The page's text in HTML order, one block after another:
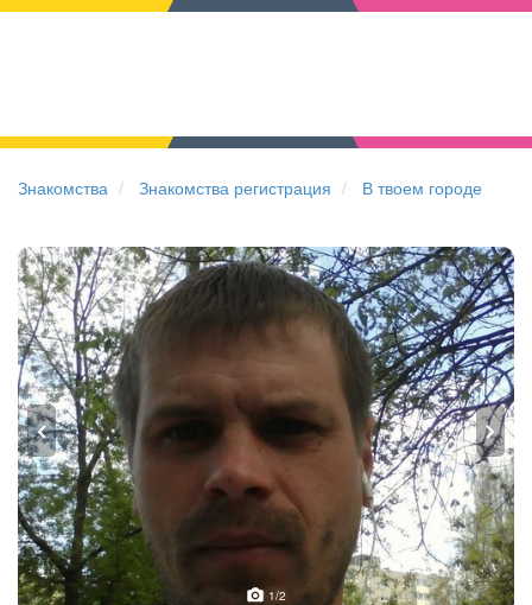
Знакомства Знакомства регистрация В твоем городе
1/2